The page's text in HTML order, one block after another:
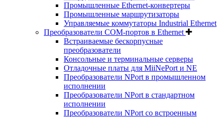
Промышленные Ethernet-конвертеры
Промышленные маршрутизаторы
Управляемые коммутаторы Industrial Ethernet
Преобразователи COM-портов в Ethernet
Встраиваемые бескорпусные
преобразователи
Консольные и терминальные серверы
Отладочные платы для MiiNePort и NE
Преобразователи NPort в промышленном
исполнении
Преобразователи NPort в стандартном
исполнении
Преобразователи NPort со встроенным